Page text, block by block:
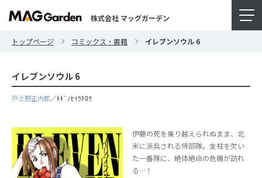
株式会社 マッグガーデン
トップページ コミックス・書籍 イレブンソウル 6
イレブンソウル 6
戸土野正内郎／ﾄﾄﾞﾉｾｲｳﾁﾛｳ
伊藤の死を乗り越えられぬまま、北
米に派兵される侍部隊。支柱を欠い
た一番隊に、絶体絶命の危機が訪れ
る…！